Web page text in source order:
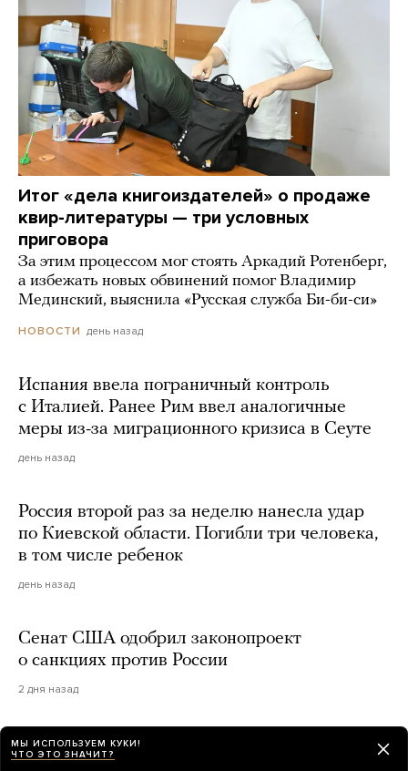
Итог «дела книгоиздателей» о продаже
квир-литературы — три условных
приговора
За этим процессом мог стоять Аркадий Ротенберг,
а избежать новых обвинений помог Владимир
Мединский, выяснила «Русская служба Би-би-си»
НОВОСТИ день назад
Испания ввела пограничный контроль
с Италией. Ранее Рим ввел аналогичные
меры из-за миграционного кризиса в Сеуте
день назад
Россия второй раз за неделю нанесла удар
по Киевской области. Погибли три человека,
в том числе ребенок
день назад
Сенат США одобрил законопроект
о санкциях против России
2 дня назад
The Atlantic: Маск не разрешает Украине
использовать Starlink для ударов по России.
МЫ ИСПОЛЬЗУЕМ КУКИ!
ЧТО ЭТО ЗНАЧИТ?